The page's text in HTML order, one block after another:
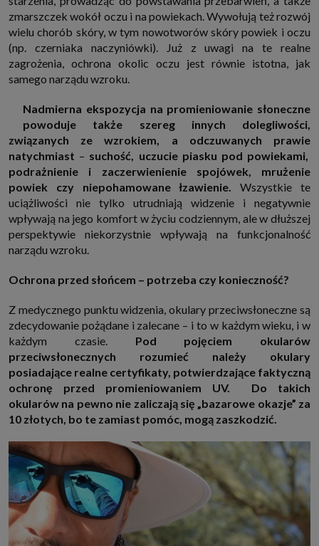
Przysługują Ci następujące uprawnienia wobec Twoich danych i ich
przetwarzania przez nas, inne podmioty z Grupy SAGIER i Zaufanych
Partnerów:
1. Jeśli udzieliłeś zgody na przetwarzanie danych możesz ją w każdej
chwili wycofać (cofnięcie zgody oczywiście nie uchyli zgodności z prawem
przetwarzania już dokonanego na jej podstawie);
przeniesienia danych, wyrażenia sprzeciwu wobec przetwarzania danych
oraz prawo do wniesienia skargi do organu nadzorczego, którym w Polsce
jest Prezes Urzędu Ochrony Danych Osobowych.
Pod tym adresem
znajdziesz dodatkowe informacje dotyczące przetwarzania danych i
Twoich uprawnień.
zmarszczek wokół oczu i na powiekach. Wywołują też rozwój
wielu chorób skóry, w tym nowotworów skóry powiek i oczu
(np. czerniaka naczyniówki). Już z uwagi na te realne
zagrożenia, ochrona okolic oczu jest równie istotna, jak
samego narządu wzroku.
Nadmierna ekspozycja na promieniowanie słoneczne
powoduje także szereg innych dolegliwości,
związanych ze wzrokiem, a odczuwanych prawie
natychmiast – suchość, uczucie piasku pod powiekami,
podrażnienie i zaczerwienienie spojówek, mrużenie
powiek czy niepohamowane łzawienie.
Wszystkie te
uciążliwości nie tylko utrudniają widzenie i negatywnie
wpływają na jego komfort w życiu codziennym, ale w dłuższej
perspektywie niekorzystnie wpływają na funkcjonalność
narządu wzroku.
Ochrona przed słońcem – potrzeba czy konieczność?
Z medycznego punktu widzenia, okulary przeciwsłoneczne są
zdecydowanie pożądane i zalecane – i to w każdym wieku, i w
każdym czasie. Pod pojęciem okularów
przeciwsłonecznych rozumieć należy okulary
posiadające realne certyfikaty, potwierdzające faktyczną
ochronę przed promieniowaniem UV. Do takich
okularów na pewno nie zaliczają się „bazarowe okazje” za
10 złotych, bo te zamiast pomóc, mogą zaszkodzić.